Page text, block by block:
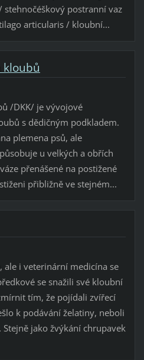
postranní vaz
articularis / kloubní...
kloubů
/DKK/ je vývojové
s dědičným podkladem.
plemena psů, ale
u velkých a obřích
přenášené na postižené
přibližně ve stejném...
ale i veterinární medicína se
se snažili své kloubní
tím, že pojídali zvířecí
k podávání želatiny, neboli
jako žvýkání chrupavek